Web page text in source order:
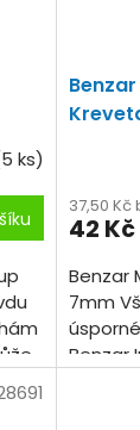
ks)
37,50 Kč
42 Kč
Benzar
7mm
Benzar